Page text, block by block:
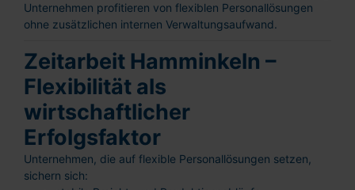
Unternehmen profitieren von flexiblen Personallösungen
ohne zusätzlichen internen Verwaltungsaufwand.
Zeitarbeit Hamminkeln –
Flexibilität als
wirtschaftlicher
Erfolgsfaktor
Unternehmen, die auf flexible Personallösungen setzen,
sichern sich: